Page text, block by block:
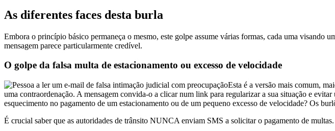
As diferentes faces desta burla
Embora o princípio básico permaneça o mesmo, este golpe assume várias formas, cada uma
mensagem parece particularmente credível.
O golpe da falsa multa de estacionamento ou excesso de velocidade
Esta é a versão mais comum,
uma contraordenação. A mensagem convida-o a clicar num link para regularizar a sua situação e
esquecimento no pagamento de um estacionamento ou de um pequeno excesso de velocidade? Os
É crucial saber que as autoridades de trânsito NUNCA enviam SMS a solicitar o pagamento de